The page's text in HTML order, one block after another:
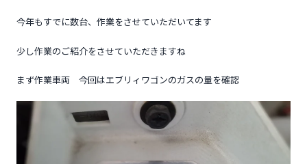
今年もすでに数台、作業をさせていただいてます
少し作業のご紹介をさせていただきますね
まず作業車両 今回はエブリィワゴンのガスの量を確認